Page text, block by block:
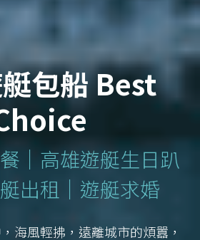
包船 Best
│高雄遊艇生日趴
出租│遊艇求婚
海風輕拂，遠離城市的煩囂，